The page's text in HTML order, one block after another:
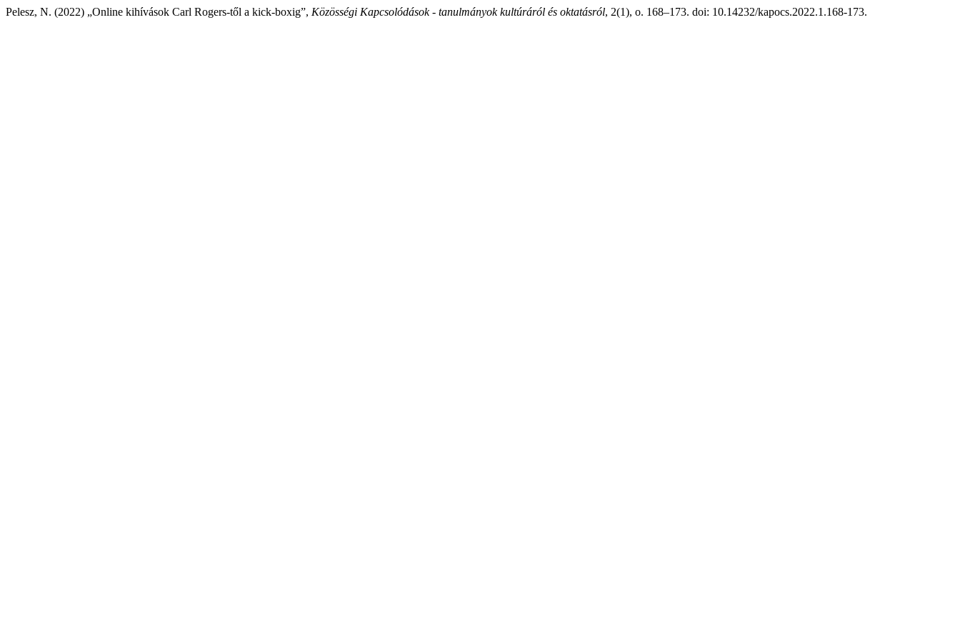
Pelesz, N. (2022) „Online kihívások Carl Rogers-től a kick-boxig”, Közösségi Kapcsolódások - tanulmányok kultúráról és oktatásról, 2(1), o. 168–173. doi: 10.14232/kapocs.2022.1.168-173.